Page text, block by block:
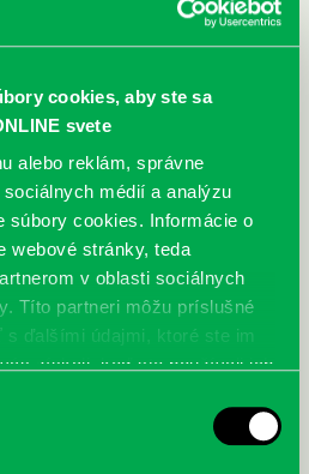
cookies, aby ste sa
svete
alebo reklám, správne
médií a analýzu
súbory cookies. Informácie o
webové stránky, teda
v oblasti sociálnych
Títo partneri môžu príslušné
ďalšími údajmi, ktoré ste im
získali, keď ste používali ich
Audioknihy v
knižnice
knižnici nielen požičať klasické